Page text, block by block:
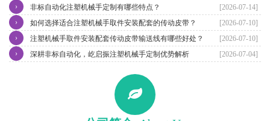
[2026-07-14]
非标自动化注塑机械手定制有哪些特点？
›
[2026-07-10]
如何选择适合注塑机械手取件安装配套的传动皮带？
›
[2026-07-10]
注塑机械手取件安装配套传动皮带输送线有哪些好处？
›
[2026-07-04]
深耕非标自动化，屹启振注塑机械手定制优势解析
›